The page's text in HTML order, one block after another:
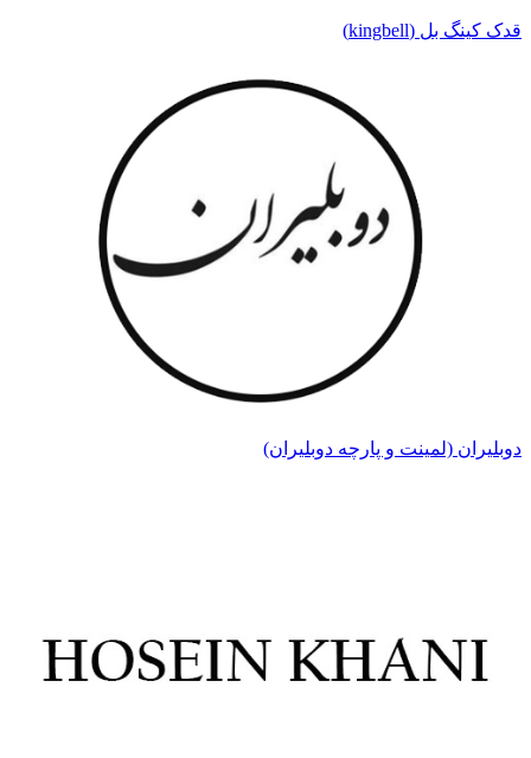
قدک کینگ بل (kingbell)
دوبلیران (لمینت و پارچه دوبلیران)